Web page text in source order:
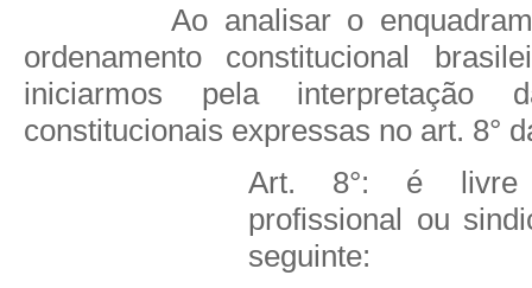
Ao analisar o
ordenamento constitucional
iniciarmos pela interpretação
constitucionais expressas no art. 8°
Art. 8°: é livre
profissional ou
seguinte: